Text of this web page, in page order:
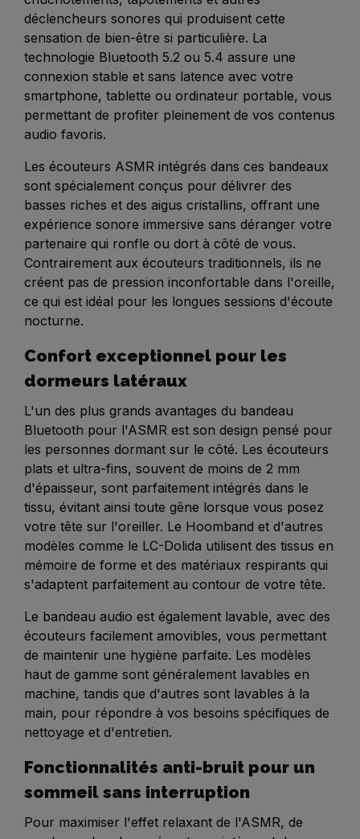
déclencheurs sonores qui produisent cette
sensation de bien-être si particulière. La
technologie Bluetooth 5.2 ou 5.4 assure une
connexion stable et sans latence avec votre
smartphone, tablette ou ordinateur portable, vous
permettant de profiter pleinement de vos contenus
audio favoris.
Les écouteurs ASMR intégrés dans ces bandeaux
sont spécialement conçus pour délivrer des
basses riches et des aigus cristallins, offrant une
expérience sonore immersive sans déranger votre
partenaire qui ronfle ou dort à côté de vous.
Contrairement aux écouteurs traditionnels, ils ne
créent pas de pression inconfortable dans l'oreille,
ce qui est idéal pour les longues sessions d'écoute
nocturne.
Confort exceptionnel pour les
dormeurs latéraux
L'un des plus grands avantages du bandeau
Bluetooth pour l'ASMR est son design pensé pour
les personnes dormant sur le côté. Les écouteurs
plats et ultra-fins, souvent de moins de 2 mm
d'épaisseur, sont parfaitement intégrés dans le
tissu, évitant ainsi toute gêne lorsque vous posez
votre tête sur l'oreiller. Le Hoomband et d'autres
modèles comme le LC-Dolida utilisent des tissus en
mémoire de forme et des matériaux respirants qui
s'adaptent parfaitement au contour de votre tête.
Le bandeau audio est également lavable, avec des
écouteurs facilement amovibles, vous permettant
de maintenir une hygiène parfaite. Les modèles
haut de gamme sont généralement lavables en
machine, tandis que d'autres sont lavables à la
main, pour répondre à vos besoins spécifiques de
nettoyage et d'entretien.
Fonctionnalités anti-bruit pour un
sommeil sans interruption
Pour maximiser l'effet relaxant de l'ASMR, de